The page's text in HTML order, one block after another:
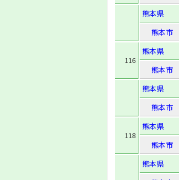
熊本県
熊本市
116
熊本県
熊本市
熊本県
熊本市
118
熊本県
熊本市
熊本県